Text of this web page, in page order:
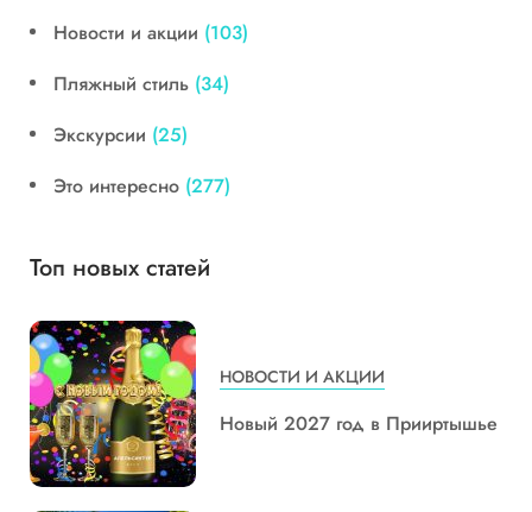
Новости и акции (103)
Пляжный стиль (34)
Экскурсии (25)
Это интересно (277)
Топ новых статей
НОВОСТИ И АКЦИИ
Новый 2027 год в Прииртышье